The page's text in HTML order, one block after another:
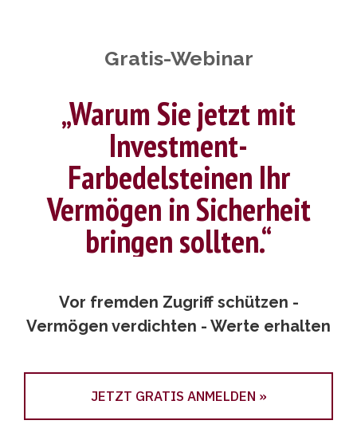
Gratis-Webinar
„Warum Sie jetzt mit
Investment-
Farbedelsteinen Ihr
Vermögen in Sicherheit
bringen sollten.“
Vor fremden Zugriff schützen -
Vermögen verdichten - Werte erhalten
JETZT GRATIS ANMELDEN »